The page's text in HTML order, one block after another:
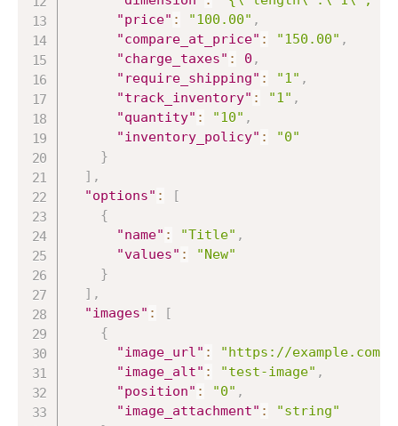
"price" : "100.00" ,
"compare_at_price" : "150.00" ,
"charge_taxes" : 0 ,
"require_shipping" : "1" ,
"track_inventory" : "1" ,
"quantity" : "10" ,
"inventory_policy" :
"0"
}
] ,
"options" :
[
{
"name" : "Title" ,
"values" :
"New"
}
] ,
"images" :
[
{
"image_url" :
"https://example.com/
"image_alt" : "test-image" ,
"position" : "0" ,
"image_attachment" :
"string"